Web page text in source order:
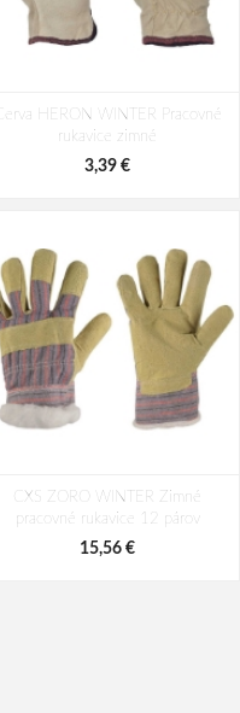
rukavice
24,17 €
Cerva HERON WINTER Pracovné
rukavice zimné
3,39 €
CXS ZORO WINTER Zimné
pracovné rukavice 12 párov
15,56 €